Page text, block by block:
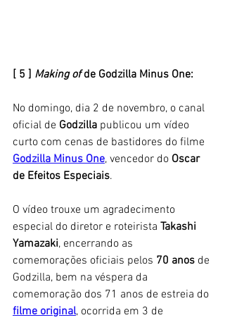
[ 5 ] Making of de Godzilla Minus One:
No domingo, dia 2 de novembro, o canal
oficial de Godzilla publicou um vídeo
curto com cenas de bastidores do filme
Godzilla Minus One, vencedor do Oscar
de Efeitos Especiais.
O vídeo trouxe um agradecimento
especial do diretor e roteirista Takashi
Yamazaki, encerrando as
comemorações oficiais pelos 70 anos de
Godzilla, bem na véspera da
comemoração dos 71 anos de estreia do
filme original, ocorrida em 3 de